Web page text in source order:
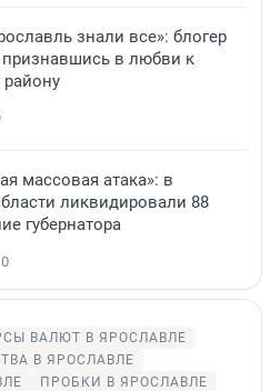
знали все»: блогер
признавшись в любви к
массовая атака»: в
ликвидировали 88
губернатора
ВАЛЮТ В ЯРОСЛАВЛЕ
В ЯРОСЛАВЛЕ
ПРОБКИ В ЯРОСЛАВЛЕ